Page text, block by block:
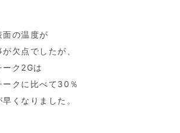
の温度が
欠点でしたが、
ク2Gは
クに比べて30％
くなりました。